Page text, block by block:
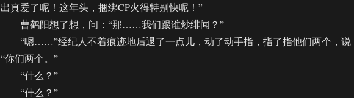
出真爱了呢！这年头，捆绑CP火得特别快呢！”
曹鹤阳想了想，问：“那……我们跟谁炒绯闻？”
“嗯……”经纪人不着痕迹地后退了一点儿，动了动手指，指了指他们两个，说
“你们两个。”
“什么？”
“什么？”